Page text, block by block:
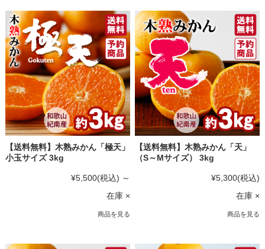
【送料無料】木熟みかん「極天」
小玉サイズ 3kg
¥5,500(税込) ～
在庫 ×
商品を見る
【送料無料】木熟みかん「天」
（S～Mサイズ） 3kg
¥5,300(税込)
在庫 ×
商品を見る